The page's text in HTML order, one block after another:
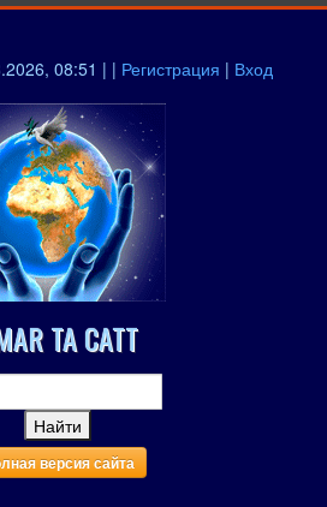
08:51 | | Регистрация | Вход
TA CATT
версия сайта